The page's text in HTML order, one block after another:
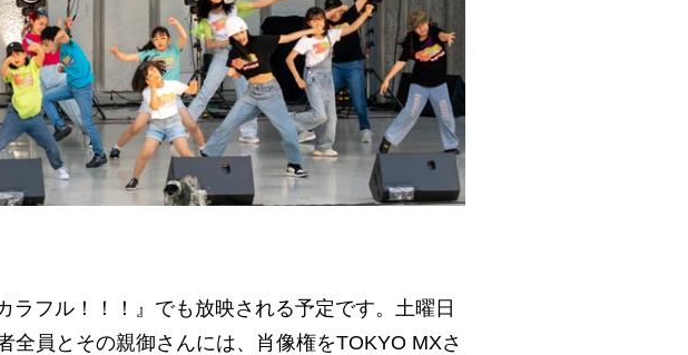
フル！！！』でも放映される予定です。土曜日
員とその親御さんには、肖像権をTOKYO MXさ